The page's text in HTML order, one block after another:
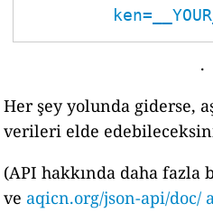
.
Her şey yolunda giderse,
verileri elde
(API hakkında daha fazla
ve aqicn.org/json-api/doc/